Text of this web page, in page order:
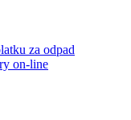
za odpad
on-line